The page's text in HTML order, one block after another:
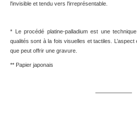
l'invisible et tendu vers l'irreprésentable.
* Le procédé platine-palladium est une
qualités sont à la fois visuelles et tactiles.
que peut offrir une gravure.
** Papier japonais
––––––––––––